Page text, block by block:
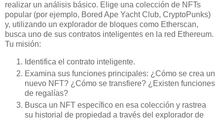
realizar un análisis básico. Elige una colección de NFTs
popular (por ejemplo, Bored Ape Yacht Club, CryptoPunks)
y, utilizando un explorador de bloques como Etherscan,
busca uno de sus contratos inteligentes en la red Ethereum.
Tu misión:
Identifica el contrato inteligente.
Examina sus funciones principales: ¿Cómo se crea un
nuevo NFT? ¿Cómo se transfiere? ¿Existen funciones
de regalías?
Busca un NFT específico en esa colección y rastrea
su historial de propiedad a través del explorador de